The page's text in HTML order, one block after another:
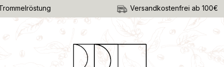
Versandkostenfrei ab 100€